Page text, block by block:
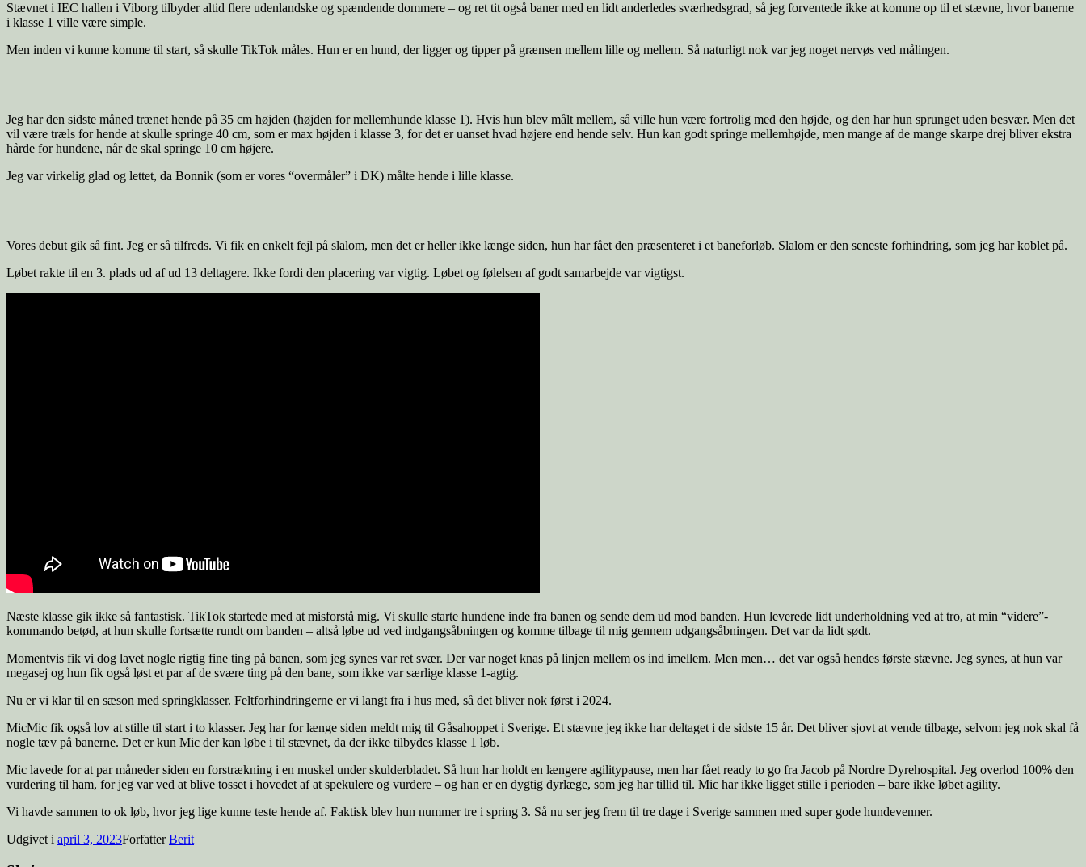
Stævnet i IEC hallen i Viborg tilbyder altid flere udenlandske og spændende dommere – og ret tit også baner med en lidt anderledes sværhedsgrad, så jeg forventede ikke at komme op til et stævne, hvor banerne
i klasse 1 ville være simple.
Men inden vi kunne komme til start, så skulle TikTok måles. Hun er en hund, der ligger og tipper på grænsen mellem lille og mellem. Så naturligt nok var jeg noget nervøs ved målingen.
Jeg har den sidste måned trænet hende på 35 cm højden (højden for mellemhunde klasse 1). Hvis hun blev målt mellem, så ville hun være fortrolig med den højde, og den har hun sprunget uden besvær. Men det
vil være træls for hende at skulle springe 40 cm, som er max højden i klasse 3, for det er uanset hvad højere end hende selv. Hun kan godt springe mellemhøjde, men mange af de mange skarpe drej bliver ekstra
hårde for hundene, når de skal springe 10 cm højere.
Jeg var virkelig glad og lettet, da Bonnik (som er vores “overmåler” i DK) målte hende i lille klasse.
Vores debut gik så fint. Jeg er så tilfreds. Vi fik en enkelt fejl på slalom, men det er heller ikke længe siden, hun har fået den præsenteret i et baneforløb. Slalom er den seneste forhindring, som jeg har koblet på.
Løbet rakte til en 3. plads ud af ud 13 deltagere. Ikke fordi den placering var vigtig. Løbet og følelsen af godt samarbejde var vigtigst.
Næste klasse gik ikke så fantastisk. TikTok startede med at misforstå mig. Vi skulle starte hundene inde fra banen og sende dem ud mod banden. Hun leverede lidt underholdning ved at tro, at min “videre”-
kommando betød, at hun skulle fortsætte rundt om banden – altså løbe ud ved indgangsåbningen og komme tilbage til mig gennem udgangsåbningen. Det var da lidt sødt.
Momentvis fik vi dog lavet nogle rigtig fine ting på banen, som jeg synes var ret svær. Der var noget knas på linjen mellem os ind imellem. Men men… det var også hendes første stævne. Jeg synes, at hun var
megasej og hun fik også løst et par af de svære ting på den bane, som ikke var særlige klasse 1-agtig.
Nu er vi klar til en sæson med springklasser. Feltforhindringerne er vi langt fra i hus med, så det bliver nok først i 2024.
MicMic fik også lov at stille til start i to klasser. Jeg har for længe siden meldt mig til Gåsahoppet i Sverige. Et stævne jeg ikke har deltaget i de sidste 15 år. Det bliver sjovt at vende tilbage, selvom jeg nok skal få
nogle tæv på banerne. Det er kun Mic der kan løbe i til stævnet, da der ikke tilbydes klasse 1 løb.
Mic lavede for at par måneder siden en forstrækning i en muskel under skulderbladet. Så hun har holdt en længere agilitypause, men har fået ready to go fra Jacob på Nordre Dyrehospital. Jeg overlod 100% den
vurdering til ham, for jeg var ved at blive tosset i hovedet af at spekulere og vurdere – og han er en dygtig dyrlæge, som jeg har tillid til. Mic har ikke ligget stille i perioden – bare ikke løbet agility.
Vi havde sammen to ok løb, hvor jeg lige kunne teste hende af. Faktisk blev hun nummer tre i spring 3. Så nu ser jeg frem til tre dage i Sverige sammen med super gode hundevenner.
Udgivet i april 3, 2023ForfatterBerit